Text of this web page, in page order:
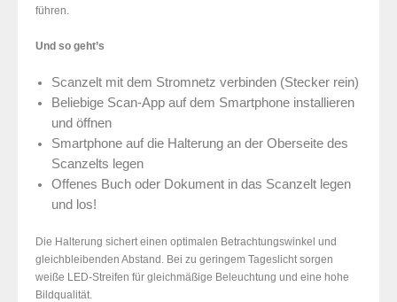
führen.
Und so geht’s
Scanzelt mit dem Stromnetz verbinden (Stecker rein)
Beliebige Scan-App auf dem Smartphone installieren
und öffnen
Smartphone auf die Halterung an der Oberseite des
Scanzelts legen
Offenes Buch oder Dokument in das Scanzelt legen
und los!
Die Halterung sichert einen optimalen Betrachtungswinkel und
gleichbleibenden Abstand. Bei zu geringem Tageslicht sorgen
weiße LED-Streifen für gleichmäßige Beleuchtung und eine hohe
Bildqualität.